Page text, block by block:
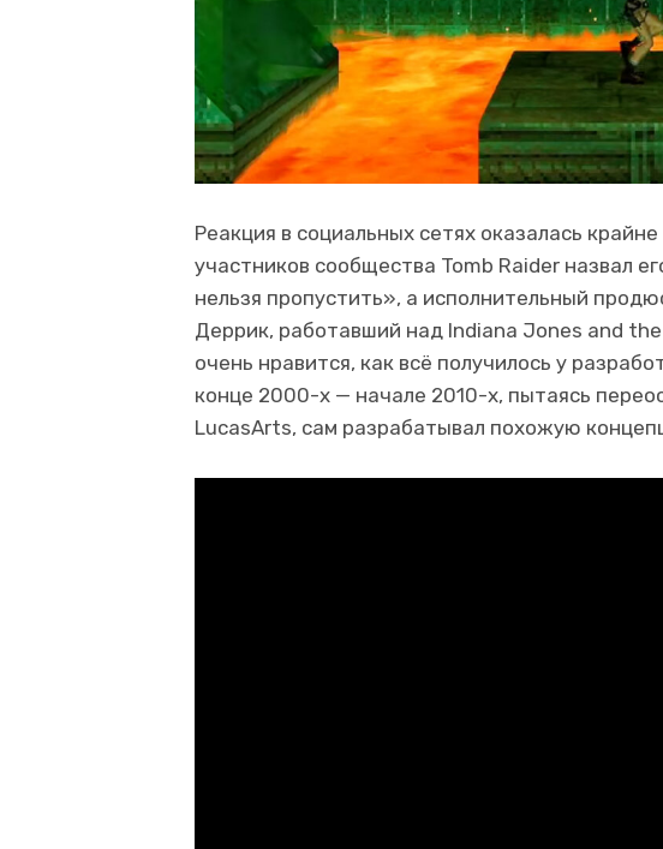
Реакция в социальных сетях оказалась
участников сообщества Tomb Raider назвал
нельзя пропустить», а исполнительный
Деррик, работавший над Indiana Jones and
очень нравится, как всё получилось у
конце 2000-х — начале 2010-х, пытаясь
LucasArts, сам разрабатывал похожую